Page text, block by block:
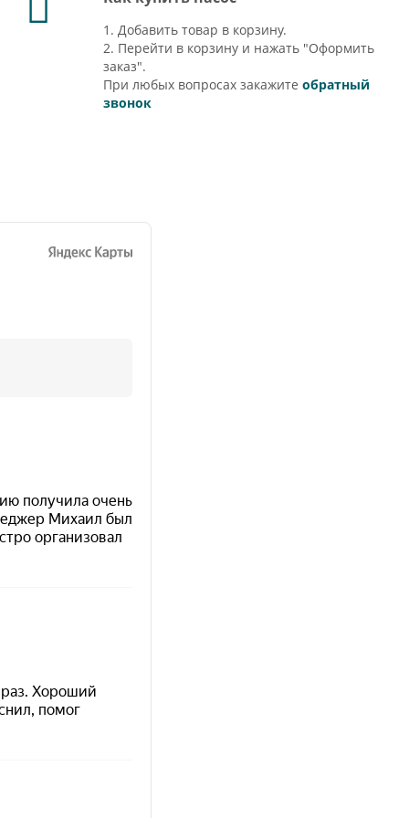
1. Добавить товар в корзину.
2. Перейти в корзину и нажать "Оформить
заказ".
При любых вопросах закажитеобратный
звонок